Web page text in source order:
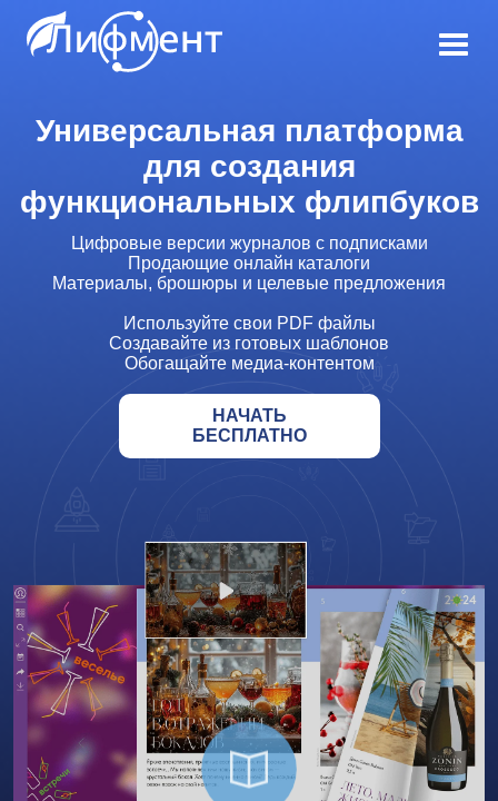
Универсальная платформа
для создания
функциональных флипбуков
Цифровые версии журналов с подписками
Продающие онлайн каталоги
Материалы, брошюры и целевые предложения
Используйте свои PDF файлы
Создавайте из готовых шаблонов
Обогащайте медиа-контентом
НАЧАТЬ
БЕСПЛАТНО